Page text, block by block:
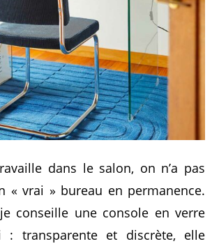
dans le salon, on n’a pas
« vrai » bureau en permanence.
conseille une console en verre
: transparente et discrète, elle